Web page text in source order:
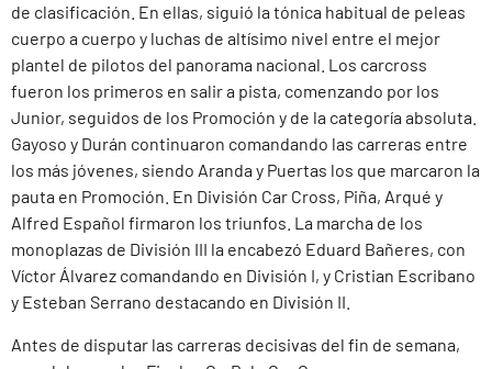
de clasificación. En ellas, siguió la tónica habitual de peleas
cuerpo a cuerpo y luchas de altísimo nivel entre el mejor
plantel de pilotos del panorama nacional. Los carcross
fueron los primeros en salir a pista, comenzando por los
Junior, seguidos de los Promoción y de la categoría absoluta.
Gayoso y Durán continuaron comandando las carreras entre
los más jóvenes, siendo Aranda y Puertas los que marcaron la
pauta en Promoción. En División Car Cross, Piña, Arqué y
Alfred Español firmaron los triunfos. La marcha de los
monoplazas de División III la encabezó Eduard Bañeres, con
Víctor Álvarez comandando en División I, y Cristian Escribano
y Esteban Serrano destacando en División II.
Antes de disputar las carreras decisivas del fin de semana,